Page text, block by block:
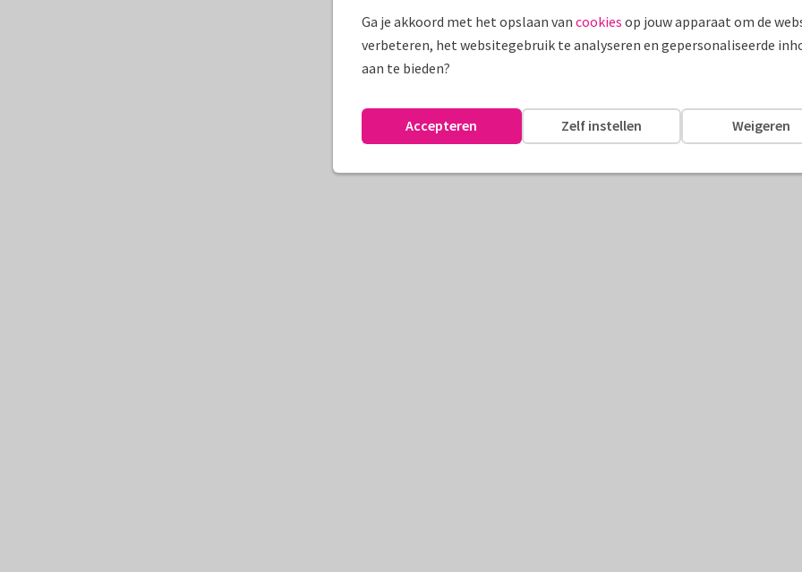
Ga je akkoord met het opslaan van cookies op jouw apparaat om de
verbeteren, het websitegebruik te analyseren en gepersonaliseerde
aan te bieden?
Weigeren
Zelf instellen
Accepteren